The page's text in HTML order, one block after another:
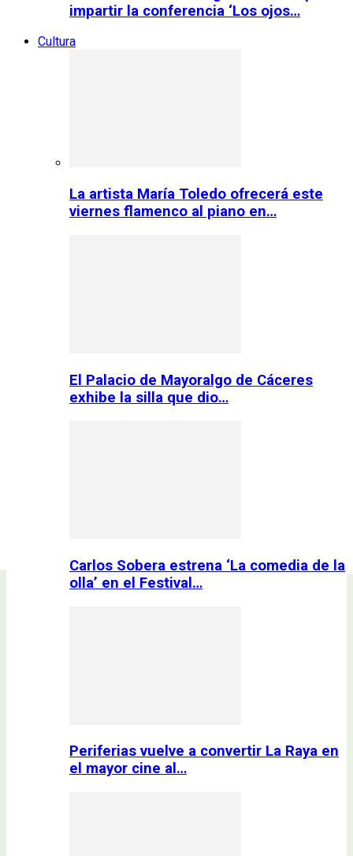
impartir la conferencia ‘Los ojos…
Cultura
La artista María Toledo ofrecerá este
viernes flamenco al piano en…
El Palacio de Mayoralgo de Cáceres
exhibe la silla que dio…
Carlos Sobera estrena ‘La comedia de la
olla’ en el Festival…
Periferias vuelve a convertir La Raya en
el mayor cine al…